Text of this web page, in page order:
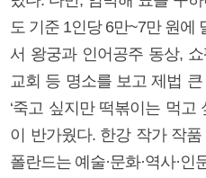
도 기준 1인당 6만~7만 원에
서 왕궁과 인어공주 동상,
교회 등 명소를 보고 제법
‘죽고 싶지만 떡볶이는 먹고
이 반가웠다. 한강 작가 작
폴란드는 예술·문화·역사·